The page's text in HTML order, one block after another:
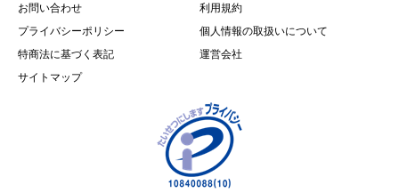
お問い合わせ
利用規約
プライバシーポリシー
個人情報の取扱いについて
特商法に基づく表記
運営会社
サイトマップ